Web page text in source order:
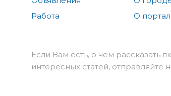
Работа
О
Если Вам есть, о чем рассказать
интересных статей, отправляйте